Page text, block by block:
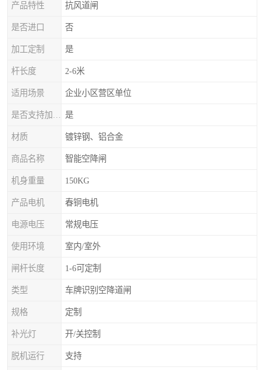
产品特性 抗风道闸
是否进口 否
加工定制 是
杆长度 2-6米
适用场景 企业小区营区单位
是
材质 镀锌钢、铝合金
商品名称 智能空降闸
机身重量 150KG
产品电机 春铜电机
电源电压 常规电压
使用环境 室内/室外
闸杆长度 1-6可定制
类型 车牌识别空降道闸
规格 定制
补光灯 开/关控制
脱机运行 支持